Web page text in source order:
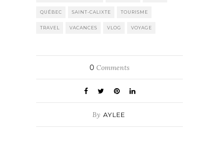
QUÉBEC SAINT-CALIXTE TOURISME
TRAVEL VACANCES VLOG VOYAGE
0 Comments
By AYLEE